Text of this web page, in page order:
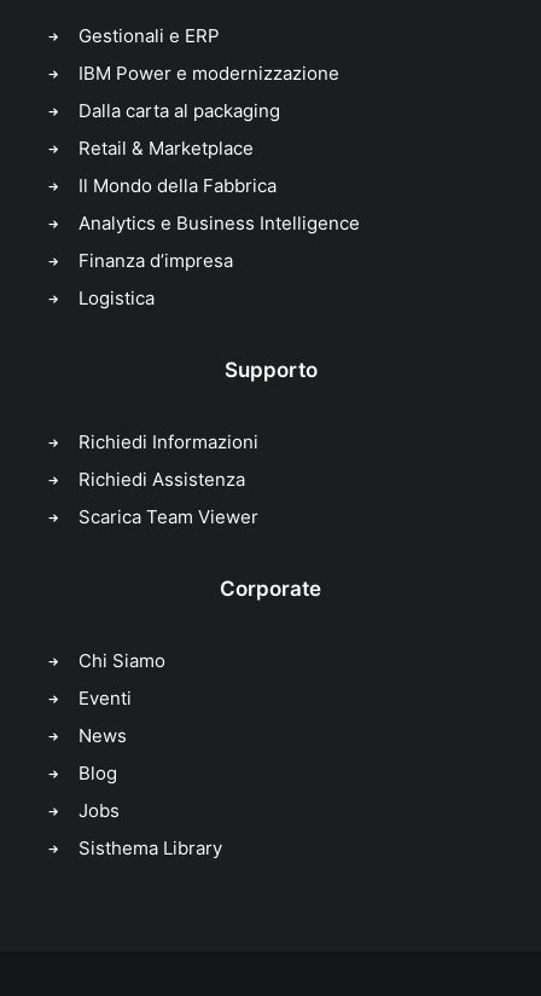
Gestionali e ERP
IBM Power e modernizzazione
Dalla carta al packaging
Retail & Marketplace
Il Mondo della Fabbrica
Analytics e Business Intelligence
Finanza d’impresa
Logistica
Supporto
Richiedi Informazioni
Richiedi Assistenza
Scarica Team Viewer
Corporate
Chi Siamo
Eventi
News
Blog
Jobs
Sisthema Library